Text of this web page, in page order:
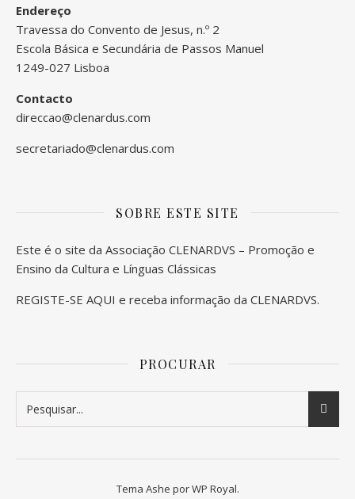
Endereço
Travessa do Convento de Jesus, n.º 2
Escola Básica e Secundária de Passos Manuel
1249-027 Lisboa
Contacto
direccao@clenardus.com
secretariado@clenardus.com
SOBRE ESTE SITE
Este é o site da Associação CLENARDVS – Promoção e
Ensino da Cultura e Línguas Clássicas
REGISTE-SE AQUI e receba informação da CLENARDVS.
PROCURAR
Tema Ashe porWP Royal.